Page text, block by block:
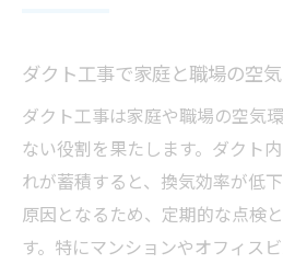
ダクト工事で家庭と職場の空
ダクト工事は家庭や職場の空気
ない役割を果たします。ダクト
れが蓄積すると、換気効率が低
原因となるため、定期的な点検
す。特にマンションやオフィス